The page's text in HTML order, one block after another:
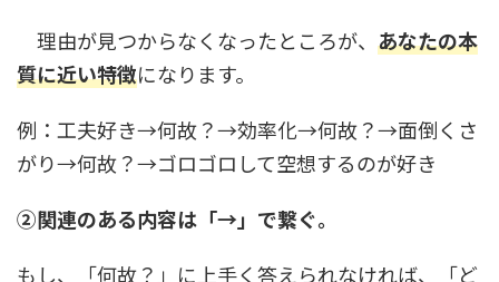
理由が見つからなくなったところが、 あなたの本
質に近い特徴になります。
例：工夫好き→何故？→効率化→何故？→面倒くさ
がり→何故？→ゴロゴロして空想するのが好き
②関連のある内容は「→」で繋ぐ。
もし、「何故？」に上手く答えられなければ、「ど